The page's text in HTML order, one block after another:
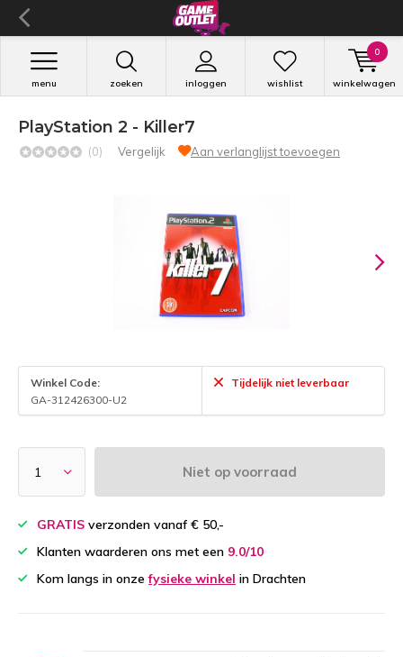
zoeken inloggen
menu wishlist winkelwagen
0
PlayStation 2 - Killer7
(0) Vergelijk Aan verlanglijst toevoegen
Winkel Code:
GA-312426300-U2
Tijdelijk niet leverbaar
Niet op voorraad
GRATIS verzonden vanaf € 50,-
Klanten waarderen ons met een 9.0/10
Kom langs in onzefysieke winkel in Drachten